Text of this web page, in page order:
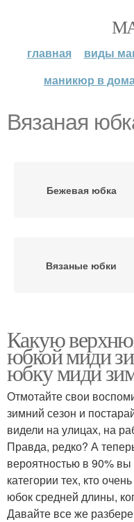
главная виды
маникюр в
Вязаная
Бежевая юбка
Вязаные юбки
Красочные юбки
Средние юбки
Подходящий юбка
Какую
юбкой миди
юбку миди
Отмотайте свои
зимний сезон и
видели на улицах, на
Правда, редко? А
вероятностью в 90% вы
категории тех, кто
юбок средней длины,
Давайте все же